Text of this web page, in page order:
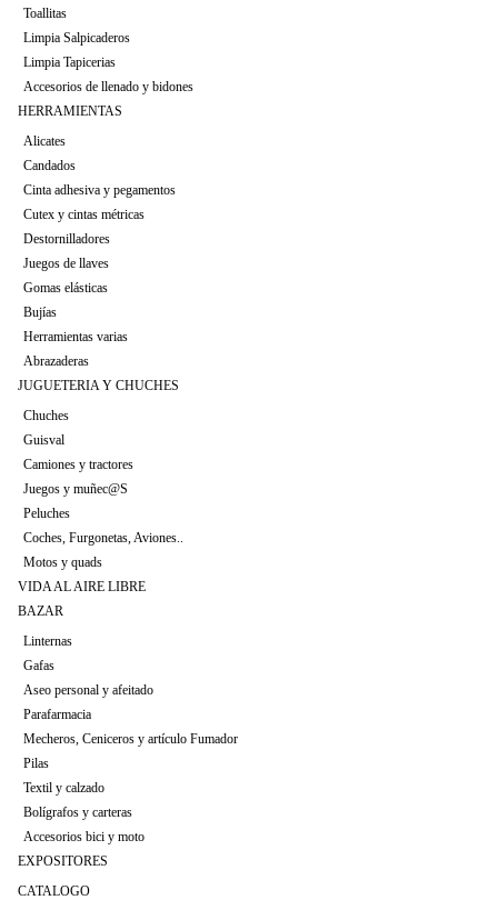
Toallitas
Limpia Salpicaderos
Limpia Tapicerias
Accesorios de llenado y bidones
HERRAMIENTAS
Alicates
Candados
Cinta adhesiva y pegamentos
Cutex y cintas métricas
Destornilladores
Juegos de llaves
Gomas elásticas
Bujías
Herramientas varias
Abrazaderas
JUGUETERIA Y CHUCHES
Chuches
Guisval
Camiones y tractores
Juegos y muñec@S
Peluches
Coches, Furgonetas, Aviones..
Motos y quads
VIDA AL AIRE LIBRE
BAZAR
Linternas
Gafas
Aseo personal y afeitado
Parafarmacia
Mecheros, Ceniceros y artículo Fumador
Pilas
Textil y calzado
Bolígrafos y carteras
Accesorios bici y moto
EXPOSITORES
CATALOGO